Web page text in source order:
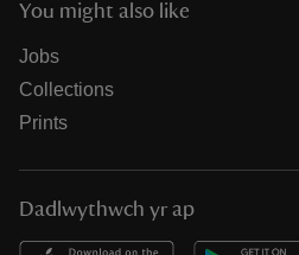
You might also like
Jobs
Collections
Prints
Dadlwythwch yr ap